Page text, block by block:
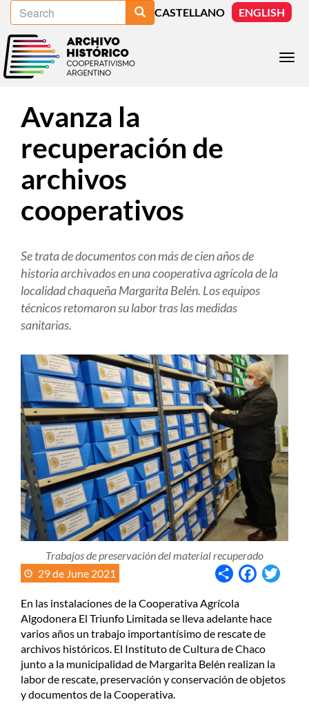
Skip
main
content
Search SearchCASTELLANO ENGLISH
Avanza la
recuperación de
archivos
cooperativos
Se trata de documentos con más de cien años de
historia archivados en una cooperativa agrícola de la
localidad chaqueña Margarita Belén. Los equipos
técnicos retomaron su labor tras las medidas
sanitarias.
Trabajos de preservación del material recuperado
29 de June 2021
Share Facebook
En las instalaciones de la Cooperativa Agrícola
Algodonera El Triunfo Limitada se lleva adelante hace
varios años un trabajo importantísimo de rescate de
archivos históricos. El Instituto de Cultura de Chaco
junto a la municipalidad de Margarita Belén realizan la
labor de rescate, preservación y conservación de objetos
y documentos de la Cooperativa.